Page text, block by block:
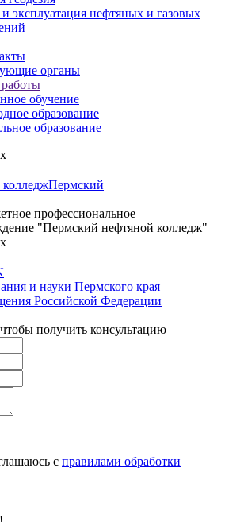
и эксплуатация нефтяных и газовых
органы
обучение
образование
образование
Пермский
профессиональное
"Пермский нефтяной колледж"
и науки Пермского края
Российской Федерации
получить консультацию
с правилами обработки